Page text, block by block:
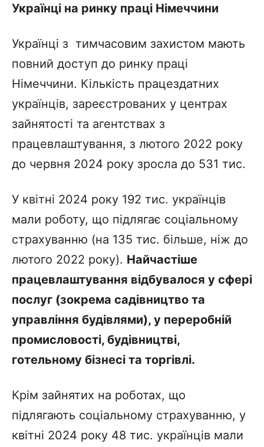
Українці на ринку праці Німеччини
Українці з тимчасовим захистом мають
повний доступ до ринку праці
Німеччини. Кількість працездатних
українців, зареєстрованих у центрах
зайнятості та агентствах з
працевлаштування, з лютого 2022 року
до червня 2024 року зросла до 531 тис.
У квітні 2024 року 192 тис. українців
мали роботу, що підлягає соціальному
страхуванню (на 135 тис. більше, ніж до
лютого 2022 року). Найчастіше
працевлаштування відбувалося у сфері
послуг (зокрема садівництво та
управління будівлями), у переробній
промисловості, будівництві,
готельному бізнесі та торгівлі.
Крім зайнятих на роботах, що
підлягають соціальному страхуванню, у
квітні 2024 року 48 тис. українців мали